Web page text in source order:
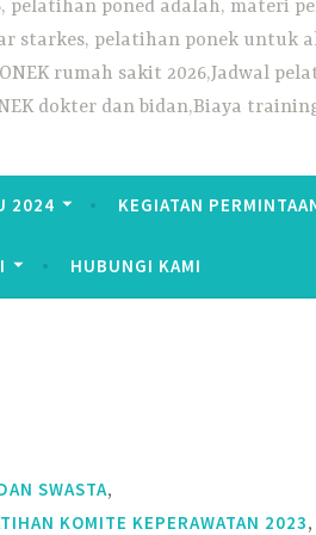
pelatihan poned adalah, materi
starkes, pelatihan ponek untuk
rumah sakit 2026,Jadwal
dokter dan bidan,Biaya
2024 KEGIATAN
HUBUNGI KAMI
SWASTA,
KOMITE KEPERAWATAN 2023,